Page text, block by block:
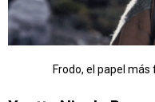
Frodo, el papel más